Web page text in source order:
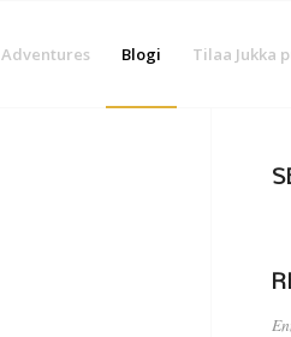
Adventures Blogi Tilaa Jukka